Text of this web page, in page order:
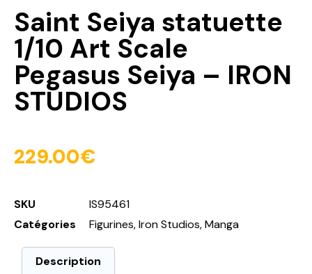
Saint Seiya statuette
1/10 Art Scale
Pegasus Seiya – IRON
STUDIOS
229.00€
SKU
IS95461
Catégories
Figurines,Iron Studios,Manga
Description